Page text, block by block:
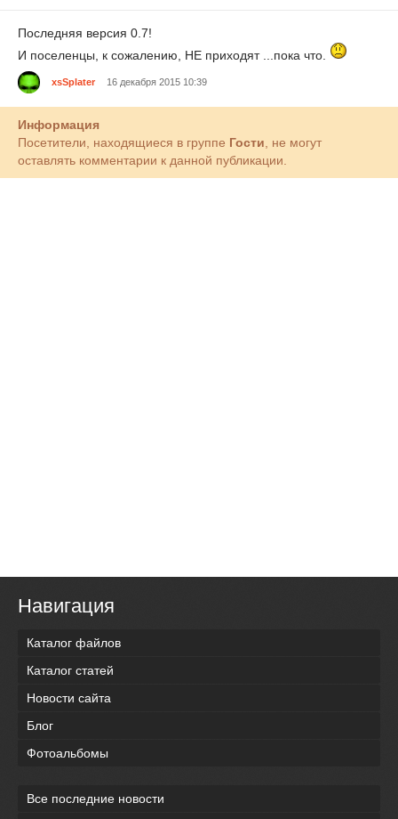
Последняя версия 0.7!
И поселенцы, к сожалению, НЕ приходят ...пока что.
xsSplater 16 декабря 2015 10:39
Информация
Посетители, находящиеся в группе Гости , не могут
оставлять комментарии к данной публикации.
Навигация
Каталог файлов
Каталог статей
Новости сайта
Блог
Фотоальбомы
Все последние новости